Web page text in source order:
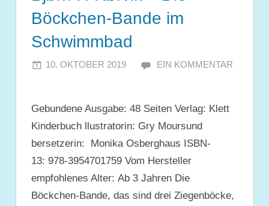
Böckchen-Bande im
Schwimmbad
10. OKTOBER 2019 JULIA
EIN KOMMENTAR
Gebundene Ausgabe: 48 Seiten Verlag: Klett
Kinderbuch llustratorin: Gry Moursund
bersetzerin: Monika Osberghaus ISBN-
13: 978-3954701759 Vom Hersteller
empfohlenes Alter: Ab 3 Jahren Die
Böckchen-Bande, das sind drei Ziegenböcke,